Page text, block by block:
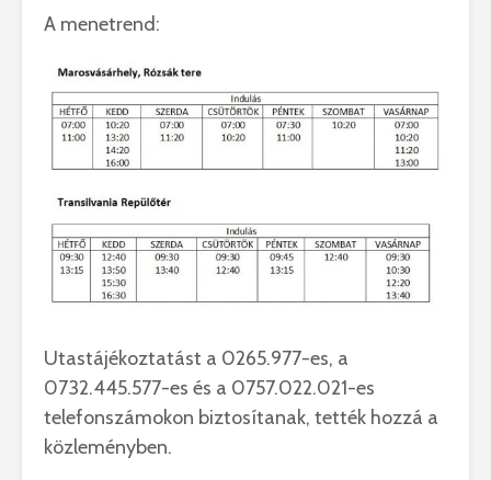
A menetrend:
Utastájékoztatást a 0265.977-es, a
0732.445.577-es és a 0757.022.021-es
telefonszámokon biztosítanak, tették hozzá a
közleményben.